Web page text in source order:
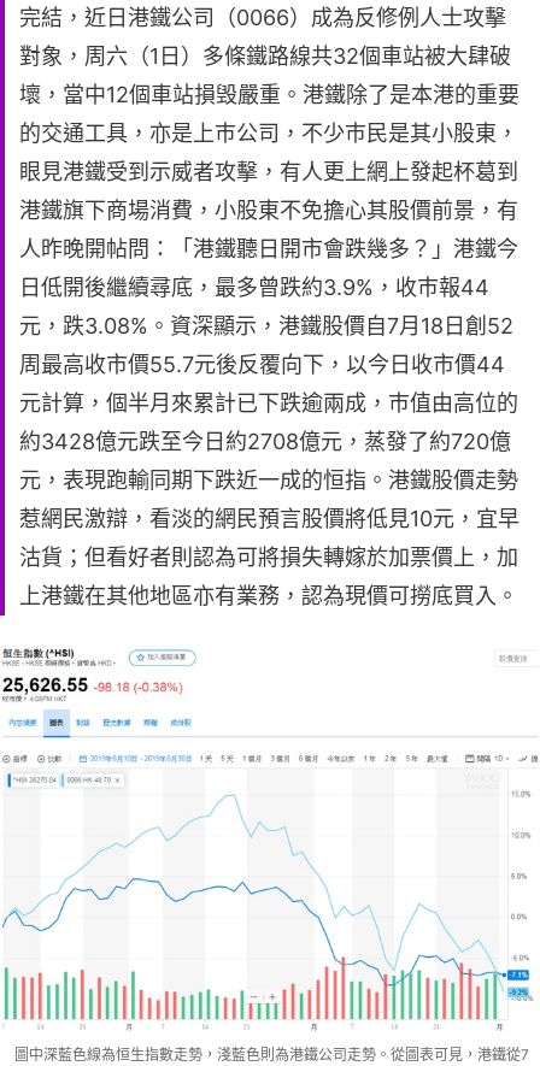
完結，近日港鐵公司（0066）成為反修例人士攻擊
對象，周六（1日）多條鐵路線共32個車站被大肆破
壞，當中12個車站損毁嚴重。港鐵除了是本港的重要
的交通工具，亦是上巿公司，不少巿民是其小股東，
眼見港鐵受到示威者攻擊，有人更上網上發起杯葛到
港鐵旗下商場消費，小股東不免擔心其股價前景，有
人昨晚開帖問：「港鐵聽日開市會跌幾多？」港鐵今
日低開後繼續尋底，最多曾跌約3.9%，收巿報44
元，跌3.08%。資深顯示，港鐵股價自7月18日創52
周最高收市價55.7元後反覆向下，以今日收市價44
元計算，個半月來累計已下跌逾兩成，巿值由高位的
約3428億元跌至今日約2708億元，蒸發了約720億
元，表現跑輸同期下跌近一成的恒指。港鐵股價走勢
惹網民激辯，看淡的網民預言股價將低見10元，宜早
沽貨；但看好者則認為可將損失轉嫁於加票價上，加
上港鐵在其他地區亦有業務，認為現價可撈底買入。
圖中深藍色線為恒生指數走勢，淺藍色則為港鐵公司走勢。從圖表可見，港鐵從7